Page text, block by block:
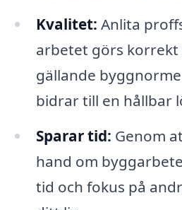
Kvalitet: Anlita
arbetet görs korrekt
gällande
bidrar till en hållbar
Sparar tid: Genom
hand om
tid och fokus på